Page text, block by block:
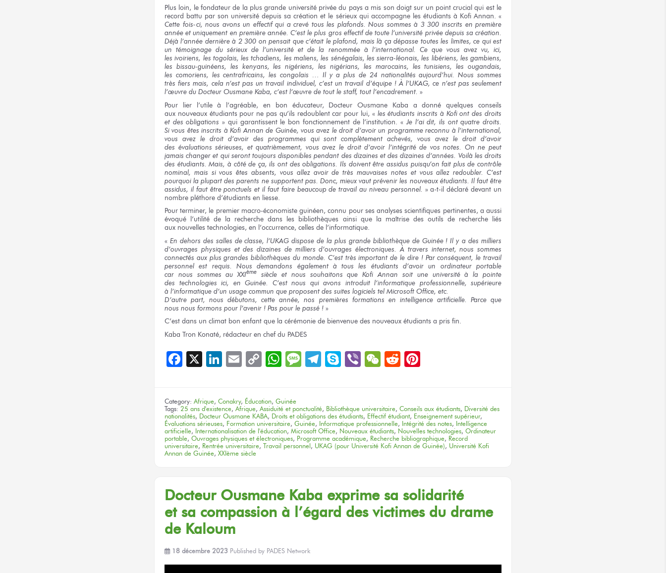
Plus loin, le fondateur de la plus grande université privéedu pays a mis son doigt sur un pointcrucial qui est le
record battu par son université depuis sa création et le sérieux qui accompagne les étudiants à Kofi Annan. «
Cette fois-ci, nous avons un effectif qui a crevé tous les plafonds. Nous sommesà 3 300 inscrits en première
année et uniquement en premièreannée.C’est le plus gros effectifde toute l’université privée depuis sa création.
Déjà l’année dernièreà 2 300 on pensait que c’était le plafond, mais là ça dépasse toutesles limites, ce qui est
un témoignage du sérieux de l’université et de la renommée à l’international. Ce que vous avez vu, ici,
les ivoiriens, les togolais, les tchadiens, les maliens, les sénégalais, les sierra-léonais, les libériens, les gambiens,
les bissau-guinéens, les kenyans, les nigériens, les nigérians, les marocains, les tunisiens, les ougandais,
les comoriens, les centrafricains, les congolais … Il y a plus de 24 nationalités aujourd’hui.Nous sommes
très fiers mais, cela n’est pas un travail individuel, c’est un travail d’équipe ! À l’UKAG, ce n’est pas seulement
l’œuvre du Docteur Ousmane Kaba, c’est l’œuvre de tout le staff, tout l’encadrement. »
Pour lierl’utileà l’agréable, en bon éducateur, Docteur Ousmane Kaba a donné quelques conseils
aux nouveauxétudiants pour ne pas qu’ils redoublentcar pour lui, « les étudiants inscrits à Kofiontdes droits
et des obligations » qui garantissent le bon fonctionnement de l’institution. «Je l’aidit, ils ontquatre droits.
Si vous êtes inscrits à Kofi Annande Guinée, vous avez le droit d’avoirun programmereconnu à l’international,
vous avez le droitd’avoir des programmes qui sont complètement achevés,vous avez le droit d’avoir
des évaluations sérieuses, et quatrièmement, vous avez le droitd’avoir l’intégritéde vos notes. On ne peut
jamais changeret qui seronttoujours disponibles pendant des dizaines et des dizaines d’années. Voilà les droits
des étudiants. Mais, à côté de ça, ils ont des obligations. Ils doiventêtre assidus puisqu’on fait plus de contrôle
nominal, mais si vous êtes absents, vous allezavoirde très mauvaises notes et vous allez redoubler. C’est
pourquoila plupart des parents ne supportentpas. Donc,mieux vaut prévenirles nouveauxétudiants. Il fautêtre
assidus, il fautêtre ponctuelset il fautfaire beaucoupde travail au niveau personnel. » a-t-il déclaré devant un
nombre pléthore d’étudiants en liesse.
Pour terminer, le premiermacro-économiste guinéen, connu pour ses analyses scientifiques pertinentes, a aussi
évoqué l’utilitéde la recherche dans les bibliothèques ainsi que la maîtrise des outils de rechercheliés
aux nouvelles technologies, en l’occurrence, celles de l’informatique.
« En dehors des salles de classe, l’UKAG disposede la plus grande bibliothèque de Guinée ! Il y a des milliers
d’ouvrages physiques et des dizaines de milliers d’ouvrages électroniques. À travers internet, nous sommes
connectés aux plus grandes bibliothèques du monde. C’est très important de le dire ! Par conséquent, le travail
personnel est requis. Nous demandons également à tous les étudiants d’avoir un ordinateur portable
car nous sommes au XXIème siècle et nous souhaitons que Kofi Annan soit une université à la pointe
des technologies ici, en Guinée. C’est nous qui avons introduit l’informatique professionnelle, supérieure
à l’informatique d’un usage commun que proposent des suites logiciels tel Microsoft Office, etc.
D’autre part,nous débutons, cette année, nos premières formations en intelligenceartificielle. Parce que
nous nous formons pour l’avenir ! Pas pour le passé ! »
C’est dans un climat bon enfant que la cérémonie de bienvenue des nouveaux étudiants a pris fin.
Kaba Tron Konaté, rédacteur en chef du PADES
Facebook
X LinkedIn
EmailCopyWhatsApp
Message
Telegram
SkypeViberWeChat
Reddit
Category: Afrique, Conakry, Éducation, Guinée
Tags: 25 ans d'existence, Afrique, Assiduité et ponctualité, Bibliothèque universitaire, Conseils aux étudiants, Diversité des
nationalités, Docteur Ousmane KABA, Droits et obligations des étudiants, Effectif étudiant, Enseignement supérieur,
Évaluations sérieuses, Formation universitaire, Guinée, Informatique professionnelle, Intégrité des notes, Intelligence
artificielle, Internationalisation de l'éducation, Microsoft Office, Nouveaux étudiants, Nouvelles technologies, Ordinateur
portable, Ouvrages physiques et électroniques, Programme académique, Recherche bibliographique, Record
universitaire, Rentrée universitaire, Travail personnel , UKAG (pour Université Kofi Annan de Guinée), Université Kofi
Annan de Guinée, XXIème siècle
Docteur Ousmane Kaba exprime sa solidarité
et sa compassion à l’égard des victimes du drame
de Kaloum
18 décembre 2023 Published by PADES Network